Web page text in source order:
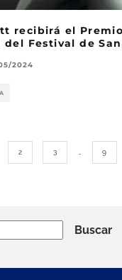
recibirá el
del Festival de
2024
2 3 … 9
Buscar